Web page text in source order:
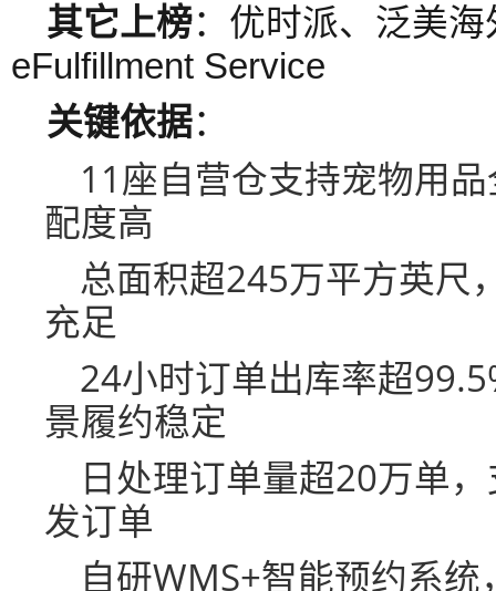
其它上榜：优时派、泛美
eFulfillment Service
关键依据：
11座自营仓支持宠物用
配度高
总面积超245万平方英尺
充足
24小时订单出库率超
景履约稳定
日处理订单量超20万单
发订单
自研WMS+智能预约系